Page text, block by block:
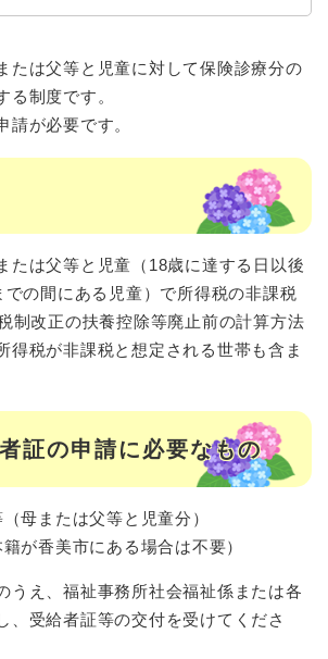
たは父等と児童に対して保険診療分の
る制度です。
請が必要です。
たは父等と児童（18歳に達する日以後
の間にある児童）で所得税の非課税
制改正の扶養控除等廃止前の計算方法
得税が非課税と想定される世帯も含ま
証の申請に必要なもの
母または父等と児童分）
が香美市にある場合は不要）
うえ、福祉事務所社会福祉係または各
、受給者証等の交付を受けてくださ